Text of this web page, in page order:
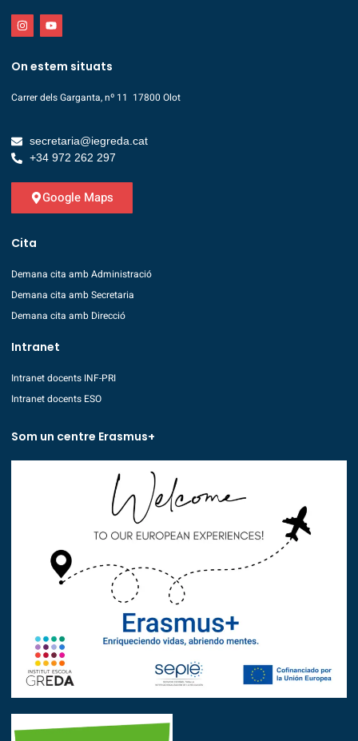
On estem situats
Carrer dels Garganta, nº 11 17800 Olot
secretaria@iegreda.cat
+34 972 262 297
Google Maps
Cita
Demana cita amb Administració
Demana cita amb Secretaria
Demana cita amb Direcció
Intranet
Intranet docents INF-PRI
Intranet docents ESO
Som un centre Erasmus+